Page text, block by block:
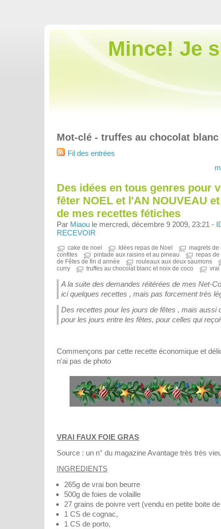
Mince! Je
Mot-clé - truffes au chocolat
Fil des entrées
Des idées en tous genres pour
fêter NOEL et l'AN NOUVEAU
de mes recettes fétiches
Par Miaou le mercredi, décembre 9 2009, 23:21 -
RECEVOIR
cake de noel Idées repas de Noel
magrets de
confites
pintade aux raisins et au pineau
repas de
de Fêtes de fin d année
rouleaux aux deux saumons
curry
truffes au chocolat blanc et noix de coco vrai
A la suite des demandes réitérées de mes Net-
ici quelques recettes , mais pas forcement très
Des recettes pour les jours de fêtes , mais aussi
pour les jours entre les fêtes, pour celles qui
Commençons par cette recette économique et
n'ai pas de photo
VRAI FAUX FOIE GRAS
Source : un n° du magazine Avantage très très
INGREDIENTS
265g de vrai bon beurre
500g de foies de volaille
27 grains de poivre vert (vendu en petite boite
1 CS de cognac,
1 CS de porto,